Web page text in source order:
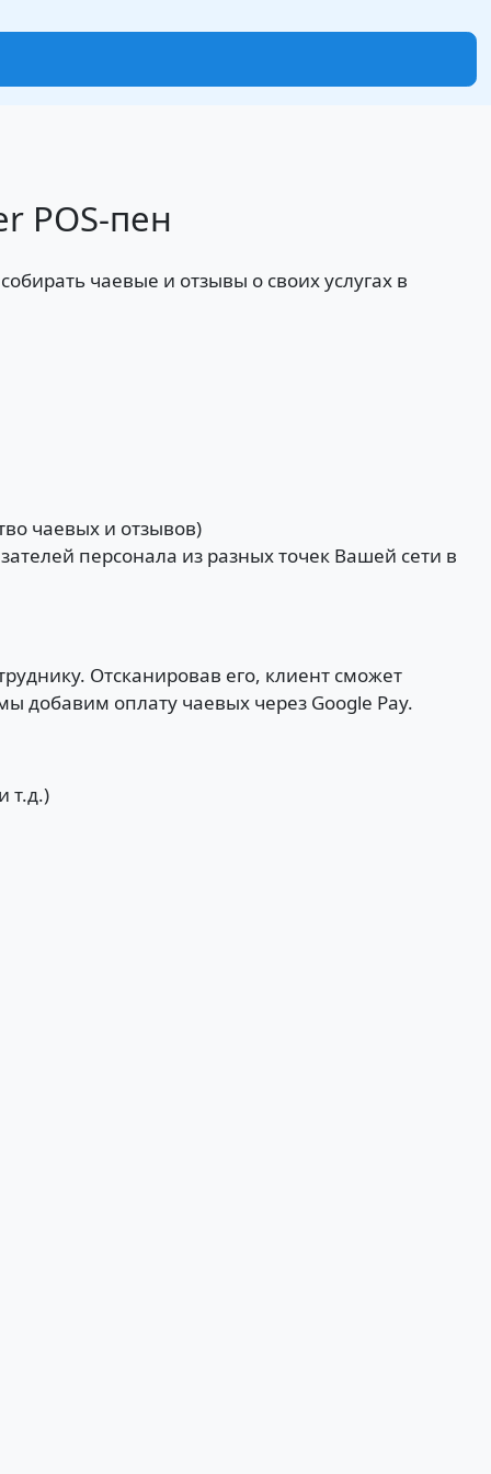
POS-пен
чаевые и отзывы о своих услугах в
чаевых и отзывов)
персонала из разных точек Вашей сети в
Отсканировав его, клиент сможет
добавим оплату чаевых через Google Pay.
т.д.)